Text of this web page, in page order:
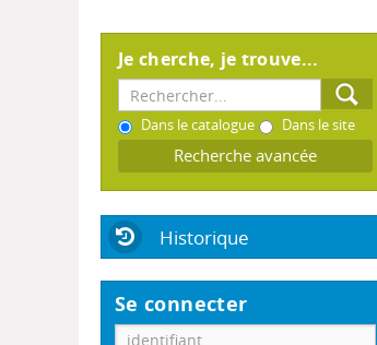
Je cherche, je trouve...
Dans le catalogue Dans le site
Recherche avancée
Historique
Se connecter